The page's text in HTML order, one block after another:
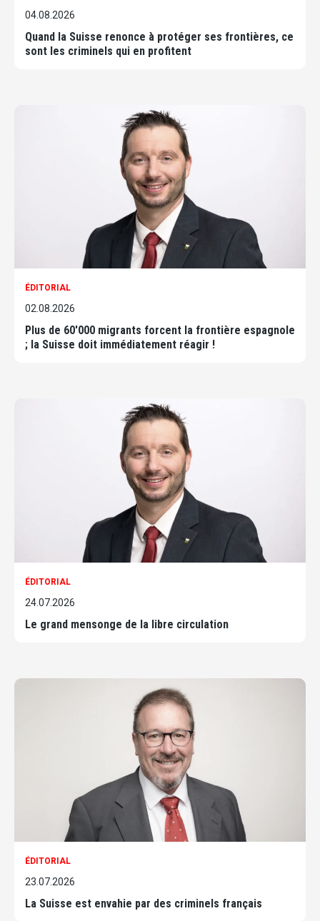
04.08.2026
Quand la Suisse renonce à protéger ses frontières, ce
sont les criminels qui en profitent
ÉDITORIAL
02.08.2026
Plus de 60'000 migrants forcent la frontière espagnole
; la Suisse doit immédiatement réagir !
ÉDITORIAL
24.07.2026
Le grand mensonge de la libre circulation
ÉDITORIAL
23.07.2026
La Suisse est envahie par des criminels français